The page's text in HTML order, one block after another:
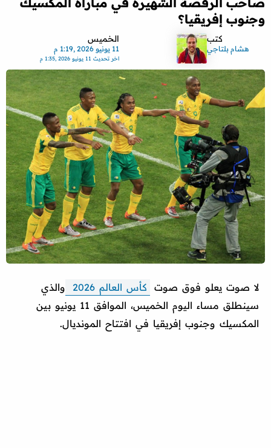
وجنوب إفريقيا؟
كتب
هشام بلتاجي
الخميس
11 يونيو 2026 ,1:19 م
اخر تحديث 11 يونيو 2026 ,1:35 م
لا صوت يعلو فوق صوت كأس العالم 2026
والذي
سينطلق مساء اليوم الخميس، الموافق 11 يونيو بين
المكسيك وجنوب إفريقيا في افتتاح المونديال.